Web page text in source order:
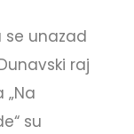
se unazad
raj
su